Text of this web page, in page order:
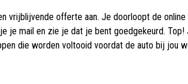
offerte aan. Je doorloopt de
je mail en zie je dat je bent goedgekeurd.
die worden voltooid voordat de auto bij jou